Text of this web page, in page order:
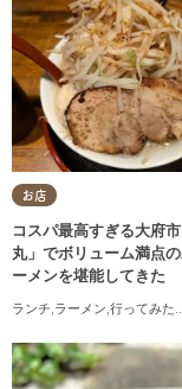
お店
コスパ最高すぎる大府
丸」でボリューム満点
ーメンを堪能してきた
ランチ,ラーメン,行ってみたレポ